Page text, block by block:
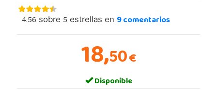
4.56 sobre 5 estrellas en 9comentarios
18,50€
Disponible